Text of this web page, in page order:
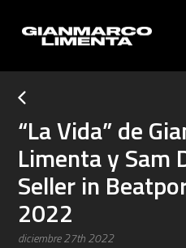
“La Vida” de
Limenta y Sam
Seller in
2022
diciembre 27th 2022